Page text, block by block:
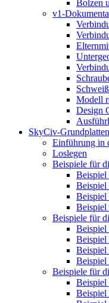
Bolzen
v1-
Modell
Design
SkyCiv-
Einführung in
Loslegen
Beispiele für
Beispiel
Beispiele für
Beispiel
Beispiele für